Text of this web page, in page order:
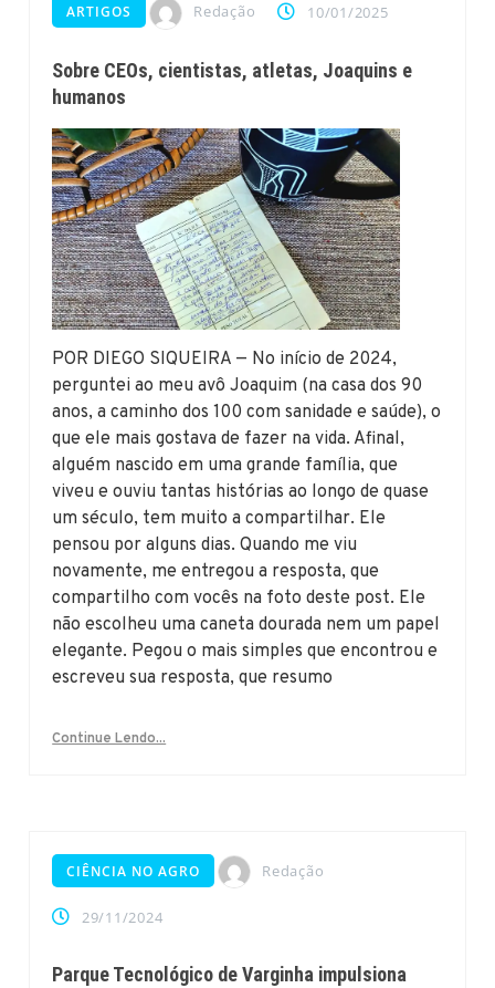
ARTIGOS Redação 10/01/2025
Sobre CEOs, cientistas, atletas, Joaquins e
humanos
POR DIEGO SIQUEIRA — No início de 2024,
perguntei ao meu avô Joaquim (na casa dos 90
anos, a caminho dos 100 com sanidade e saúde), o
que ele mais gostava de fazer na vida. Afinal,
alguém nascido em uma grande família, que
viveu e ouviu tantas histórias ao longo de quase
um século, tem muito a compartilhar. Ele
pensou por alguns dias. Quando me viu
novamente, me entregou a resposta, que
compartilho com vocês na foto deste post. Ele
não escolheu uma caneta dourada nem um papel
elegante. Pegou o mais simples que encontrou e
escreveu sua resposta, que resumo
Continue Lendo...
CIÊNCIA NO AGRO Redação
29/11/2024
Parque Tecnológico de Varginha impulsiona